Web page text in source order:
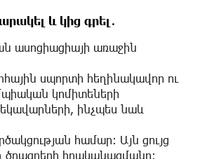
և կից գրել․
ասոցիացիայի առաջին
սպորտի հեղինակավոր ու
կոմիտեների
ինչպես նաև
համար։ Այն ցույց
իրականացմանը։